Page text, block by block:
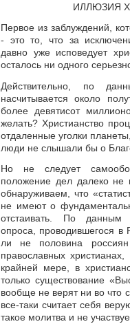
ИЛЛЮЗИЯ
Первое из заблуждений,
- это то, что за
давно уже исповедует
осталось ни одного
Действительно, по
насчитывается около
более девятисот
желать? Христианство
отдаленные уголки
люди не слышали бы о
Но не следует
положение дел далеко не
обнаруживаем, что
не имеют о
отстаивать.
По данным
опроса, проводившегося в
ли не половина
православных
крайней мере, в
только существование
вообще не верят ни во что
все-таки считает себя
такое молитва и не